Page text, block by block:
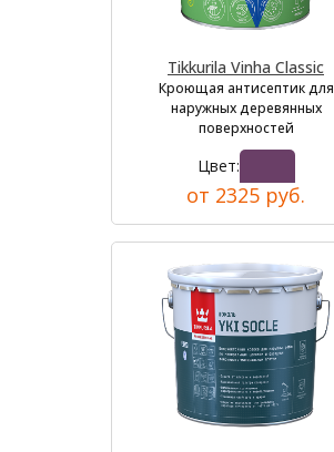
Tikkurila Vinha Classic
Кроющая антисептик для
наружных деревянных
поверхностей
Цвет:
от 2325 руб.